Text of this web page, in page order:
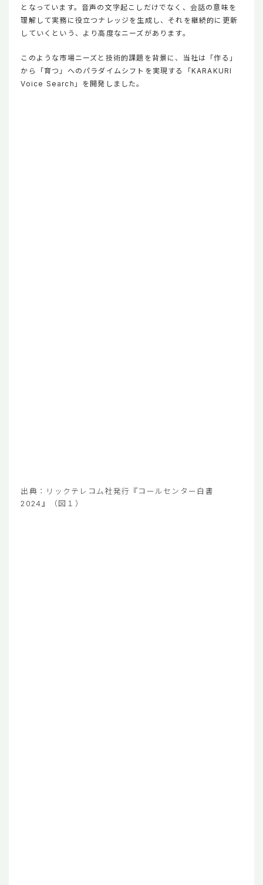
となっています。音声の文字起こしだけでなく、会話の意味を
理解して実務に役立つナレッジを生成し、それを継続的に更新
していくという、より高度なニーズがあります。
このような市場ニーズと技術的課題を背景に、当社は「作る」
から「育つ」へのパラダイムシフトを実現する「KARAKURI
Voice Search」を開発しました。
出典：リックテレコム社発行『コールセンター白書
2024』（図１）